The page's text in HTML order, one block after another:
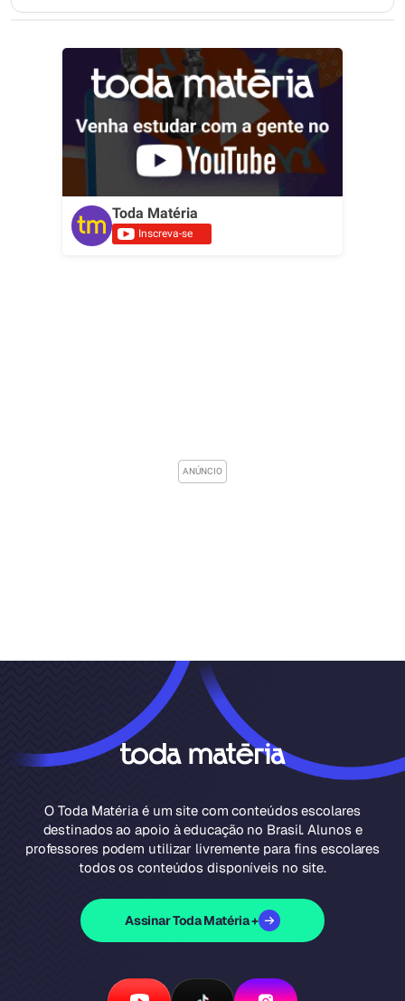
Toda Matéria
Inscreva-se
O Toda Matéria é um site com conteúdos escolares
destinados ao apoio à educação no Brasil. Alunos e
professores podem utilizar livremente para fins escolares
todos os conteúdos disponíveis no site.
Assinar Toda Matéria +